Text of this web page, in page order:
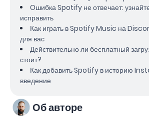
Ошибка Spotify не отвечает:
исправить
Как играть в Spotify Music на
для вас
Действительно ли бесплатный
стоит?
Как добавить Spotify в историю
введение
Об авторе